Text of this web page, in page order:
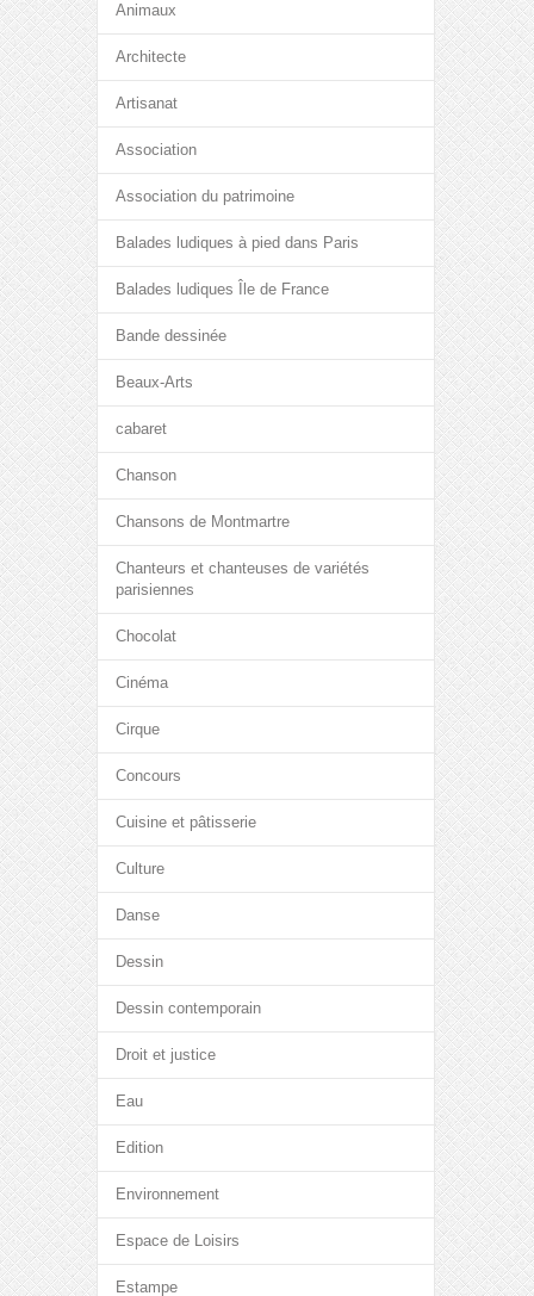
Animaux
Architecte
Artisanat
Association
Association du patrimoine
Balades ludiques à pied dans Paris
Balades ludiques Île de France
Bande dessinée
Beaux-Arts
cabaret
Chanson
Chansons de Montmartre
Chanteurs et chanteuses de variétés
parisiennes
Chocolat
Cinéma
Cirque
Concours
Cuisine et pâtisserie
Culture
Danse
Dessin
Dessin contemporain
Droit et justice
Eau
Edition
Environnement
Espace de Loisirs
Estampe